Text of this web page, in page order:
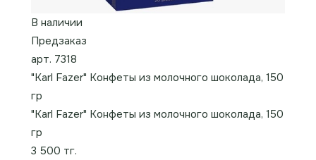
В наличии
Предзаказ
арт. 7318
"Karl Fazer" Конфеты из молочного шоколада, 150
гр
"Karl Fazer" Конфеты из молочного шоколада, 150
гр
3 500 тг.